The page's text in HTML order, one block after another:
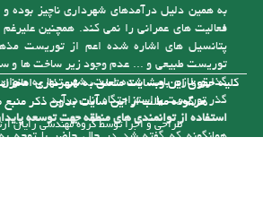
به همین دلیل درآمدهای شهرداری ناچیز بوده
فعالیت های عمرانی را نمی کند. همچنین
پتانسیل های اشاره شده اعم از توریست
توریست طبیعی و ... عدم وجود زیر ساخت ها و
گذاری لازم باعث شده است، شهر تنها به
گذر توریست یا استراحتگاه آنان درآید
استفاده از توانمندی های منطقه جهت توسعه
همانگونه که گفته شد در حال حاضر با توجه به
کلیه حقوق این وبسایت متعلق به شهرداری
هرگونه مطلب از این سایت بدون ذکر منبع
طراحی و اجرا توسطگروه مهندسی رایان